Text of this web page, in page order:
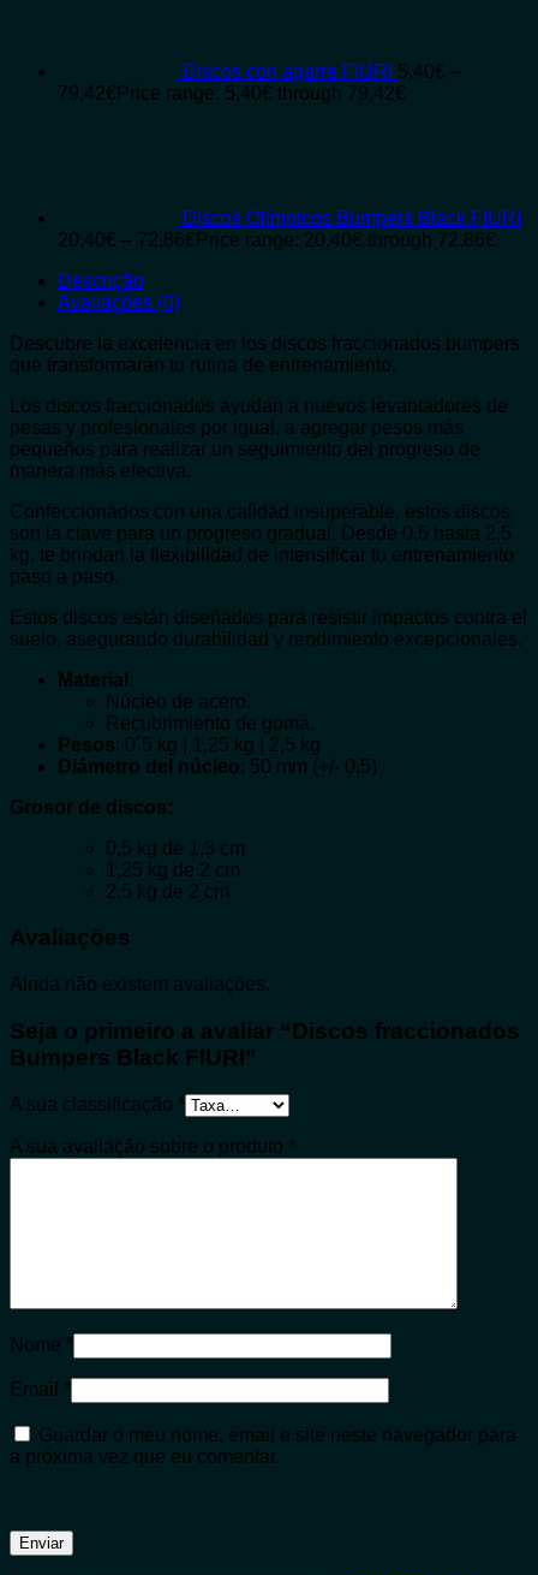
Discos con agarre FIURI 5,40€ –
79,42€ Price range: 5,40€ through 79,42€
Discos Olímpicos Bumpers Black FIURI
20,40€ – 72,86€ Price range: 20,40€ through 72,86€
Descrição
Avaliações (0)
Descubre la excelencia en los discos fraccionados bumpers
que transformarán tu rutina de entrenamiento.
Los discos fraccionados ayudan a nuevos levantadores de
pesas y profesionales por igual, a agregar pesos más
pequeños para realizar un seguimiento del progreso de
manera más efectiva.
Confeccionados con una calidad insuperable, estos discos
son la clave para un progreso gradual. Desde 0,5 hasta 2,5
kg, te brindan la flexibilidad de intensificar tu entrenamiento
paso a paso.
Estos discos están diseñados para resistir impactos contra el
suelo, asegurando durabilidad y rendimiento excepcionales.
Material :
Núcleo de acero.
Recubrimiento de goma.
Pesos: 0´5 kg | 1,25 kg | 2,5 kg
Diámetro del núcleo: 50 mm (+/- 0,5)
Grosor de discos:
0,5 kg de 1,3 cm
1,25 kg de 2 cm
2,5 kg de 2 cm
Avaliações
Ainda não existem avaliações.
Seja o primeiro a avaliar “Discos fraccionados
Bumpers Black FIURI”
A sua classificação *
A sua avaliação sobre o produto *
Nome *
Email *
Guardar o meu nome, email e site neste navegador para
a próxima vez que eu comentar.